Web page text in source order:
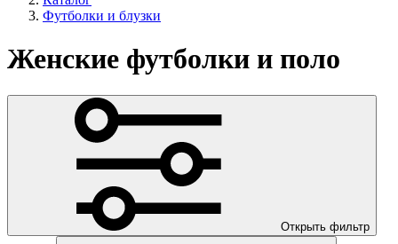
Футболки и блузки
Женские футболки и поло
Открыть фильтр